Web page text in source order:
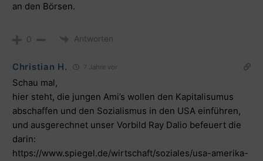
an den Börsen.
0 Antworten
Christian H. 7 Jahre vor
Schau mal,
hier steht, die jungen Ami’s wollen den Kapitalisumus
abschaffen und den Sozialismus in den USA einführen,
und ausgerechnet unser Vorbild Ray Dalio befeuert die
darin:
https://www.spiegel.de/wirtschaft/soziales/usa-amerika-